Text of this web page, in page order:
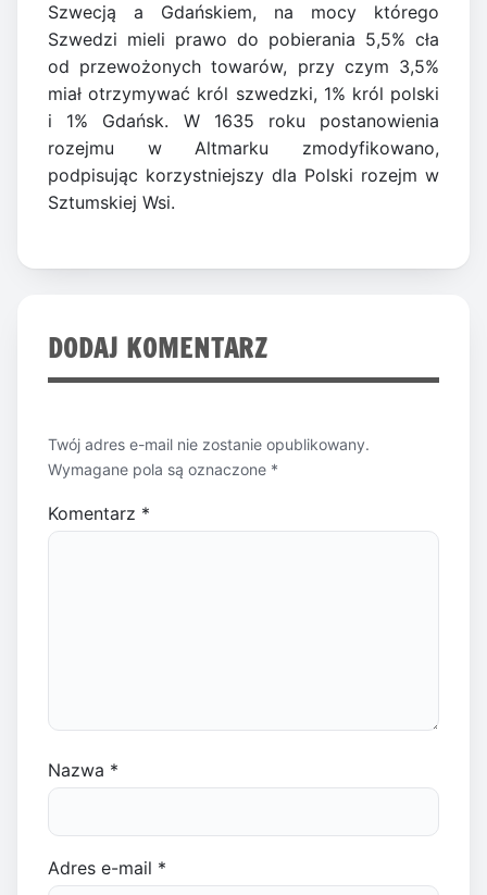
Szwecją a Gdańskiem, na mocy którego
Szwedzi mieli prawo do pobierania 5,5% cła
od przewożonych towarów, przy czym 3,5%
miał otrzymywać król szwedzki, 1% król polski
i 1% Gdańsk. W 1635 roku postanowienia
rozejmu w Altmarku zmodyfikowano,
podpisując korzystniejszy dla Polski rozejm w
Sztumskiej Wsi.
DODAJ KOMENTARZ
Twój adres e-mail nie zostanie opublikowany.
Wymagane pola są oznaczone *
Komentarz *
Nazwa *
Adres e-mail *